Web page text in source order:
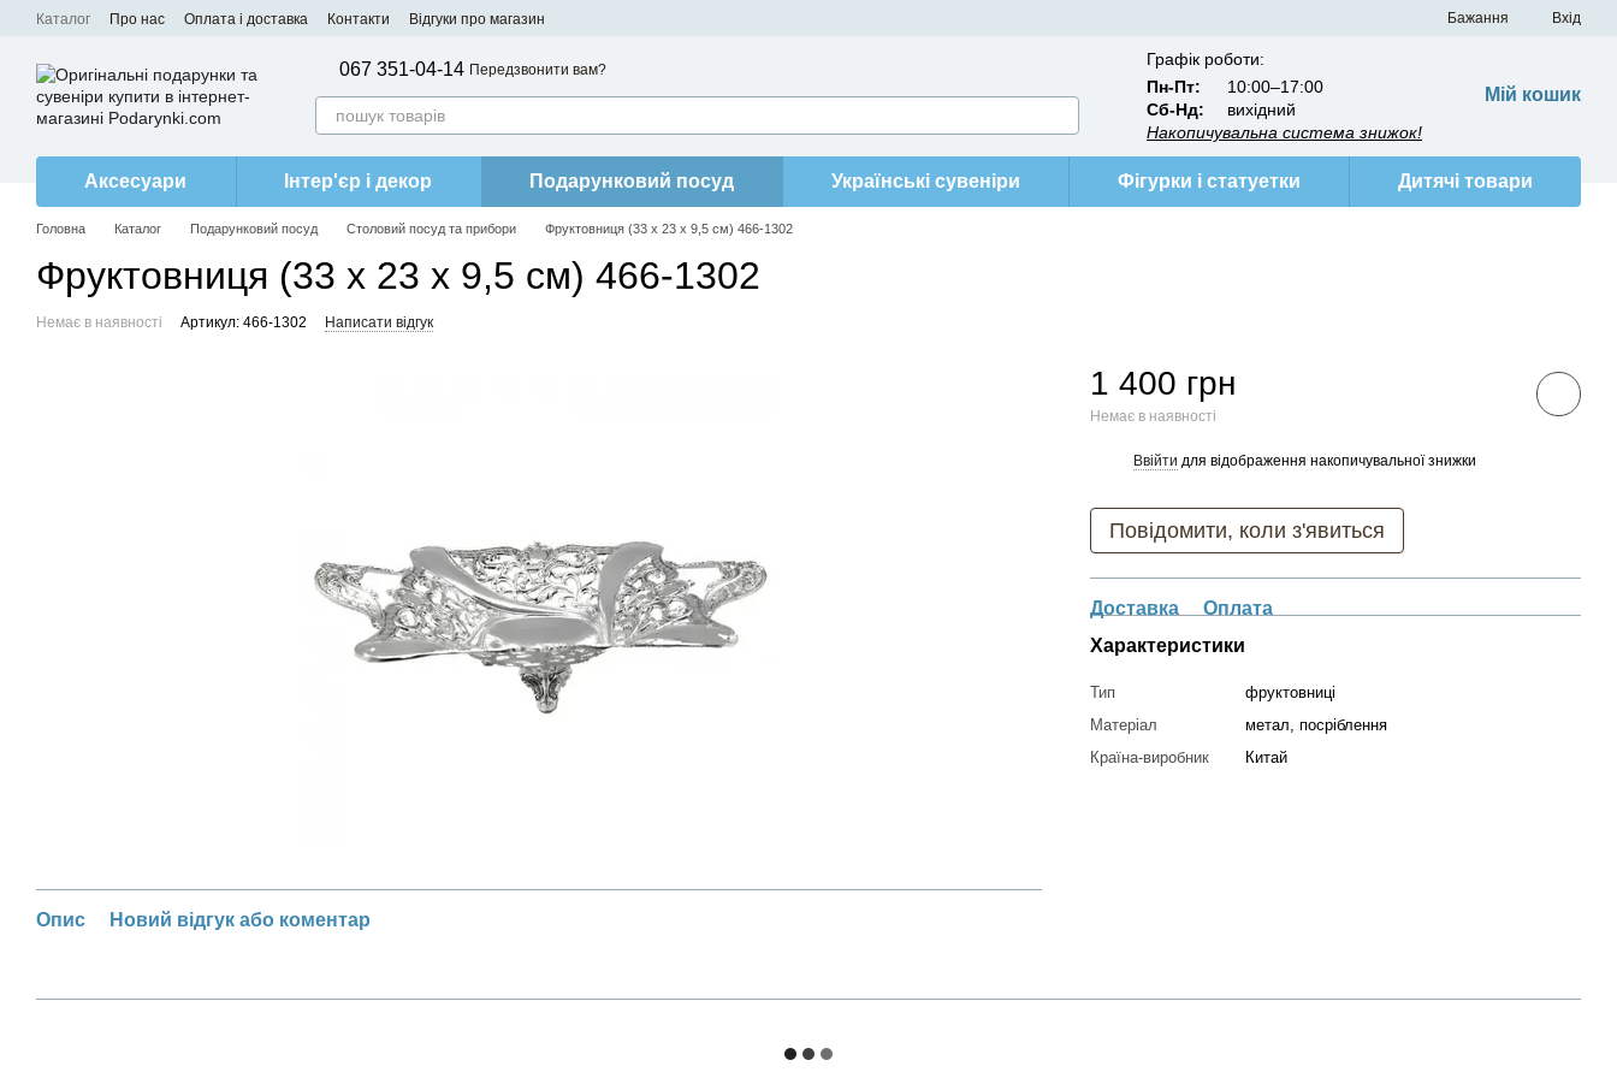
Перейти до основного контенту
Каталог Про нас Оплата і доставка Контакти Відгуки про магазин Бажання Вхід
067 351-04-14 Передзвонити вам?
Графік роботи:
Пн-Пт:
10:00–17:00
Сб-Нд:
вихідний
Накопичувальна система знижок!
Мій кошик
Аксесуари Інтер'єр і декор Подарунковий посуд Українські сувеніри Фігурки і статуетки Дитячі товари
Головна Каталог Подарунковий посуд Столовий посуд та прибори Фруктовниця (33 x 23 x 9,5 см) 466-1302
Фруктовниця (33 x 23 x 9,5 см) 466-1302
Немає в наявності Артикул: 466-1302 Написати відгук
Опис Новий відгук або коментар
1 400 грн
Немає в наявності
Ввійти для відображення накопичувальної знижки
Повідомити, коли з'явиться
Доставка
Оплата
Характеристики
Тип
фруктовниці
Матеріал
метал, посріблення
Країна-виробник
Китай